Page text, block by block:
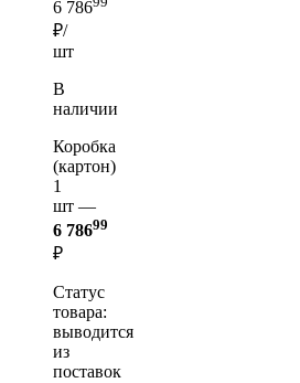
6 786
₽/
шт
В
наличии
Коробка
(картон)
1
шт —
6 78699
₽
Статус
товара:
выводится
из
поставок